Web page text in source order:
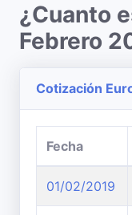
¿Cuanto
Febrero
Cotización
Fecha
01/02/2019